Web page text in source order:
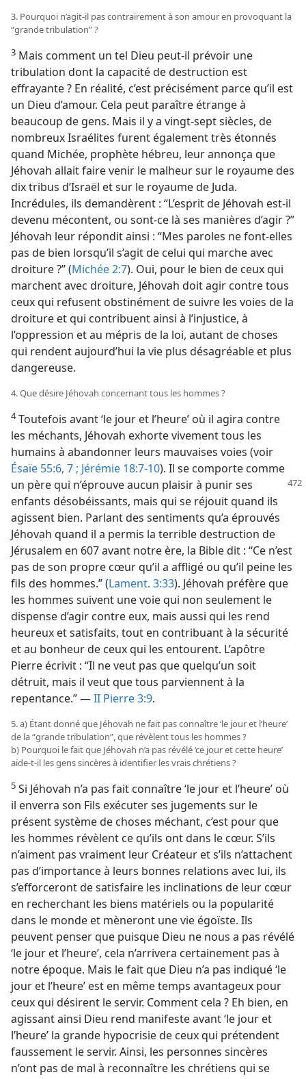
3. Pourquoi n’agit-​il pas contrairement à son amour en provoquant la
“grande tribulation” ?
3 Mais comment un tel Dieu peut-​il prévoir une
tribulation dont la capacité de destruction est
effrayante ? En réalité, c’est précisément parce qu’il est
un Dieu d’amour. Cela peut paraître étrange à
beaucoup de gens. Mais il y a vingt-sept siècles, de
nombreux Israélites furent également très étonnés
quand Michée, prophète hébreu, leur annonça que
Jéhovah allait faire venir le malheur sur le royaume des
dix tribus d’Israël et sur le royaume de Juda.
Incrédules, ils demandèrent : “L’esprit de Jéhovah est-​il
devenu mécontent, ou sont-​ce là ses manières d’agir ?”
Jéhovah leur répondit ainsi : “Mes paroles ne font-​elles
pas de bien lorsqu’il s’agit de celui qui marche avec
droiture ?” (Michée 2:7). Oui, pour le bien de ceux qui
marchent avec droiture, Jéhovah doit agir contre tous
ceux qui refusent obstinément de suivre les voies de la
droiture et qui contribuent ainsi à l’injustice, à
l’oppression et au mépris de la loi, autant de choses
qui rendent aujourd’hui la vie plus désagréable et plus
dangereuse.
4. Que désire Jéhovah concernant tous les hommes ?
4Toutefois avant ‘le jour et l’heure’ où il agira contre
les méchants, Jéhovah exhorte vivement tous les
humains à abandonner leurs mauvaises voies (voir
Ésaïe 55:6, 7 ; Jérémie 18:7-10). Il se comporte comme
un père qui n’éprouve aucun plaisirà punir ses
enfants désobéissants, mais qui se réjouit quand ils
agissent bien. Parlant des sentiments qu’a éprouvés
Jéhovah quand il a permis la terrible destruction de
Jérusalem en 607 avant notre ère, la Bible dit : “Ce n’est
pas de son propre cœur qu’il a affligé ou qu’il peine les
fils des hommes.” (Lament. 3:33). Jéhovah préfère que
les hommes suivent une voie qui non seulement le
dispense d’agir contre eux, mais aussi qui les rend
heureux et satisfaits, tout en contribuant à la sécurité
et au bonheur de ceux qui les entourent. L’apôtre
Pierre écrivit : “Il ne veut pas que quelqu’un soit
détruit, mais il veut que tous parviennent à la
repentance.” —II Pierre 3:9.
5. a) Étant donné que Jéhovah ne fait pas connaître ‘le jour et l’heure’
de la “grande tribulation”, que révèlent tous les hommes ?
b) Pourquoi le fait que Jéhovah n’a pas révélé ‘ce jour et cette heure’
aide-​t-​il les gens sincères à identifier les vrais chrétiens ?
5 Si Jéhovah n’a pas fait connaître ‘le jour et l’heure’ où
il enverra son Fils exécuter ses jugements sur le
présent système de choses méchant, c’est pour que
les hommes révèlent ce qu’ils ont dans le cœur. S’ils
n’aiment pas vraiment leur Créateur et s’ils n’attachent
pas d’importance à leurs bonnes relations avec lui, ils
s’efforceront de satisfaire les inclinations de leur cœur
en recherchant les biens matériels ou la popularité
dans le monde et mèneront une vie égoïste. Ils
peuvent penser que puisque Dieu ne nous a pas révélé
‘le jour et l’heure’, cela n’arrivera certainement pas à
notre époque. Mais le fait que Dieu n’a pas indiqué ‘le
jour et l’heure’ est en même temps avantageux pour
ceux qui désirent le servir. Comment cela ? Eh bien, en
agissant ainsi Dieu rend manifeste avant ‘le jour et
l’heure’ la grande hypocrisie de ceux qui prétendent
faussement le servir. Ainsi, les personnes sincères
n’ont pas de mal à reconnaître les chrétiens qui se